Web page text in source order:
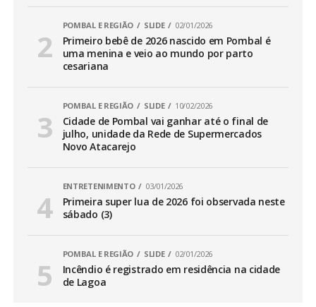
POMBAL E REGIÃO SLIDE 02/01/2026
Primeiro bebê de 2026 nascido em Pombal é
uma menina e veio ao mundo por parto
cesariana
POMBAL E REGIÃO SLIDE 10/02/2026
Cidade de Pombal vai ganhar até o final de
julho, unidade da Rede de Supermercados
Novo Atacarejo
ENTRETENIMENTO 03/01/2026
Primeira super lua de 2026 foi observada neste
sábado (3)
POMBAL E REGIÃO SLIDE 02/01/2026
Incêndio é registrado em residência na cidade
de Lagoa